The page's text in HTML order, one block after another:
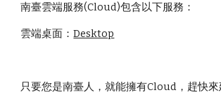
南臺雲端服務(Cloud)包含以下服務：
雲端桌面：Desktop
只要您是南臺人，就能擁有Cloud，趕快